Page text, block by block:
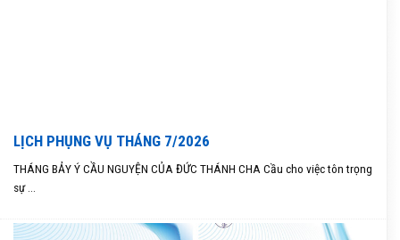
LỊCH PHỤNG VỤ THÁNG 7/2026
THÁNG BẢY Ý CẦU NGUYỆN CỦA ĐỨC THÁNH CHA Cầu cho việc tôn trọng
sự ...